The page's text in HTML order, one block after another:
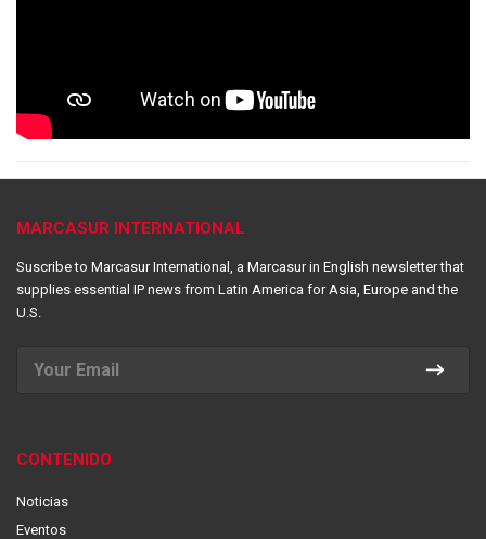
MARCASUR INTERNATIONAL
Suscribe to Marcasur International, a Marcasur in English newsletter that
supplies essential IP news from Latin America for Asia, Europe and the
U.S.
CONTENIDO
Noticias
Eventos